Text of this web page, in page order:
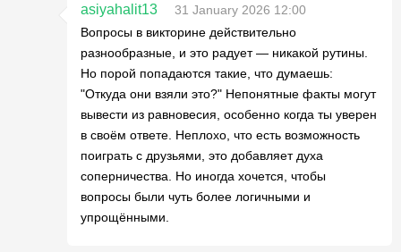
asiyahalit13
31 January 2026 12:00
Вопросы в викторине действительно
разнообразные, и это радует — никакой рутины.
Но порой попадаются такие, что думаешь:
"Откуда они взяли это?" Непонятные факты могут
вывести из равновесия, особенно когда ты уверен
в своём ответе. Неплохо, что есть возможность
поиграть с друзьями, это добавляет духа
соперничества. Но иногда хочется, чтобы
вопросы были чуть более логичными и
упрощёнными.